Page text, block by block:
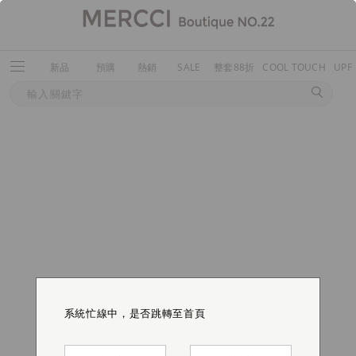
新品 預購 熱銷 SALE 整套88折 COOL TOUCH
系統忙線中，是否跳轉至首頁
系統忙線中，是否跳轉至首頁
系統忙線中，是否跳轉至首頁
系統忙線中，是否跳轉至首頁
系統忙線中，是否跳轉至首頁